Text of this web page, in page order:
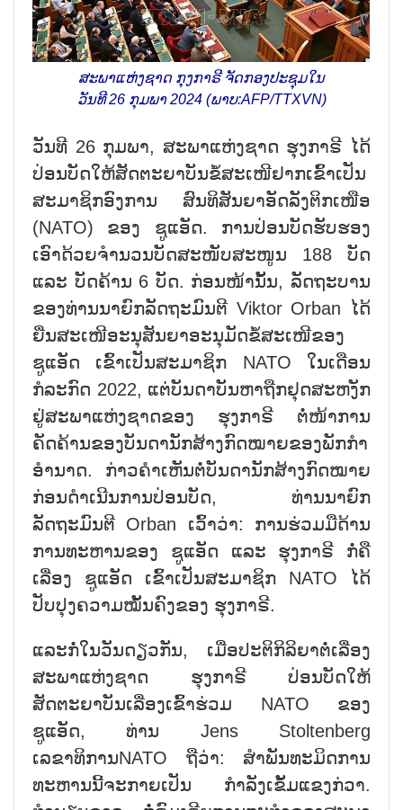
ສະພາແຫ່ງຊາດ ກຸງກາຣີ ຈັດກອງປະຊຸມໃນ
ວັນທີ 26 ກຸມພາ 2024 (ພາບ:AFP/TTXVN)
ວັນທີ 26 ກຸມພາ, ສະພາແຫ່ງຊາດ ຮຸງກາຣີ ໄດ້
ປ່ອນບັດໃຫ້ສັດຕະຍາບັນຂໍ້ສະເໜີຢາກເຂົ້າເປັນ
ສະມາຊິກອົງການ ສົນທິສັນຍາອັດລັງຕິກເໜືອ
(NATO) ຂອງ ຊູແອັດ. ການປ່ອນບັດຮັບຮອງ
ເອົາດ້ວຍຈຳນວນບັດສະໜັບສະໜູນ 188 ບັດ
ແລະ ບັດຄ້ານ 6 ບັດ. ກ່ອນໜ້ານັ້ນ, ລັດຖະບານ
ຂອງທ່ານນາຍົກລັດຖະມົນຕີ Viktor Orban ໄດ້
ຍື່ນສະເໜີອະນຸສັນຍາອະນຸມັດຂໍ້ສະເໜີຂອງ
ຊູແອັດ ເຂົ້າເປັນສະມາຊິກ NATO ໃນເດືອນ
ກໍລະກົດ 2022, ແຕ່ບັນດາບັນຫາຖືກຢຸດສະຫງັກ
ຢູ່ສະພາແຫ່ງຊາດຂອງ ຮຸງກາຣີ ຕໍ່ໜ້າການ
ຄັດຄ້ານຂອງບັນດານັກສ້າງກົດໝາຍຂອງພັກກຳ
ອຳນາດ. ກ່າວຄຳເຫັນຕໍ່ບັນດານັກສ້າງກົດໝາຍ
ກ່ອນດຳເນີນການປ່ອນບັດ, ທ່ານນາຍົກ
ລັດຖະມົນຕີ Orban ເວົ້າວ່າ: ການຮ່ວມມືດ້ານ
ການທະຫານຂອງ ຊູແອັດ ແລະ ຮຸງກາຣີ ກໍ່ຄື
ເລື່ອງ ຊູແອັດ ເຂົ້າເປັນສະມາຊິກ NATO ໄດ້
ປັບປຸງຄວາມໝັ້ນຄົງຂອງ ຮຸງກາຣີ.
ແລະກໍ່ໃນວັນດຽວກັນ, ເມື່ອປະຕິກິລິຍາຕໍ່ເລື່ອງ
ສະພາແຫ່ງຊາດ ຮຸງກາຣີ ປ່ອນບັດໃຫ້
ສັດຕະຍາບັນເລື່ອງເຂົ້າຮ່ວມ NATO ຂອງ
ຊູແອັດ, ທ່ານ Jens Stoltenberg
ເລຂາທິການNATO ຖືວ່າ: ສຳພັນທະມິດການ
ທະຫານນີ້ຈະກາຍເປັນ ກຳລັງເຂັ້ມແຂງກ່ວາ.